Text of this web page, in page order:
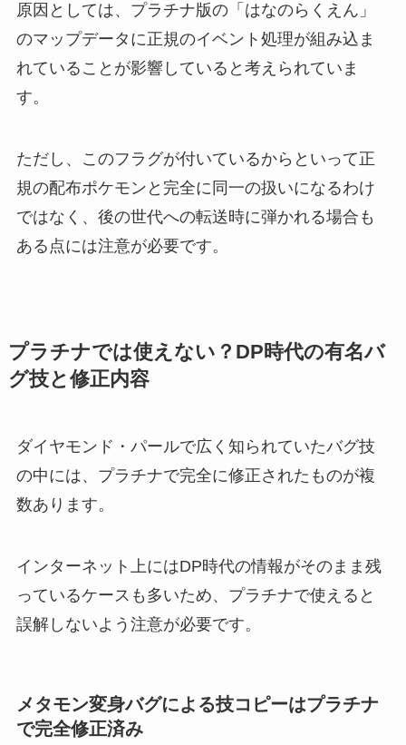
原因としては、プラチナ版の「はなのらくえん」
のマップデータに正規のイベント処理が組み込ま
れていることが影響していると考えられていま
す。
ただし、このフラグが付いているからといって正
規の配布ポケモンと完全に同一の扱いになるわけ
ではなく、後の世代への転送時に弾かれる場合も
ある点には注意が必要です。
プラチナでは使えない？DP時代の有名バ
グ技と修正内容
ダイヤモンド・パールで広く知られていたバグ技
の中には、プラチナで完全に修正されたものが複
数あります。
インターネット上にはDP時代の情報がそのまま残
っているケースも多いため、プラチナで使えると
誤解しないよう注意が必要です。
メタモン変身バグによる技コピーはプラチナ
で完全修正済み